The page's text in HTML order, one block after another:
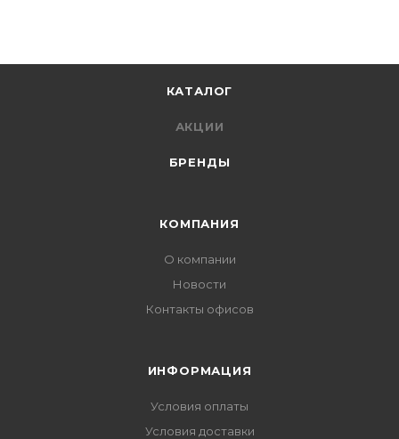
КАТАЛОГ
АКЦИИ
БРЕНДЫ
КОМПАНИЯ
О компании
Новости
Контакты офисов
ИНФОРМАЦИЯ
Условия оплаты
Условия доставки